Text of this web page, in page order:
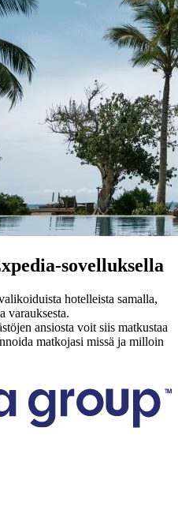
sovelluksella
hotelleista samalla,
varauksesta.
ansiosta voit siis matkustaa
matkojasi missä ja milloin